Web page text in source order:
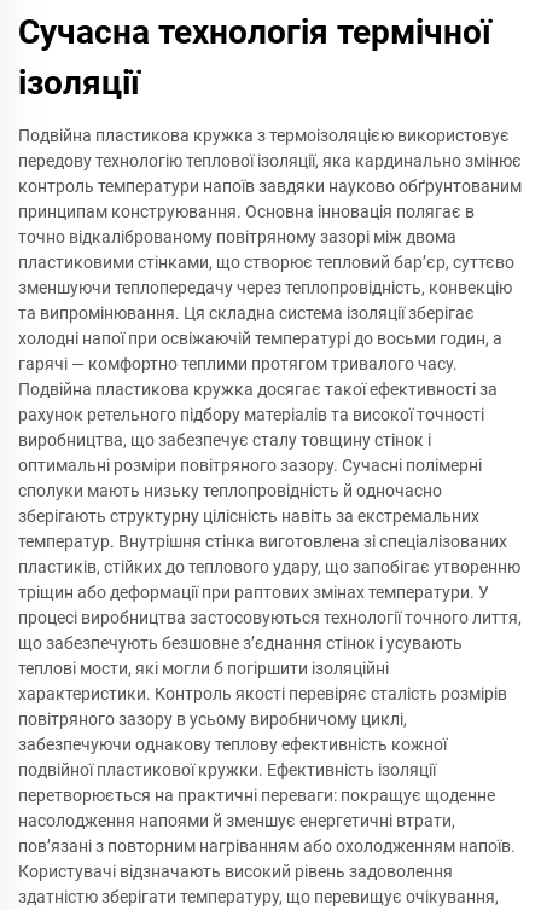
Сучасна технологія термічної
ізоляції
Подвійна пластикова кружка з термоізоляцією використовує
передову технологію теплової ізоляції, яка кардинально змінює
контроль температури напоїв завдяки науково обґрунтованим
принципам конструювання. Основна інновація полягає в
точно відкаліброваному повітряному зазорі між двома
пластиковими стінками, що створює тепловий бар’єр, суттєво
зменшуючи теплопередачу через теплопровідність, конвекцію
та випромінювання. Ця складна система ізоляції зберігає
холодні напої при освіжаючій температурі до восьми годин, а
гарячі — комфортно теплими протягом тривалого часу.
Подвійна пластикова кружка досягає такої ефективності за
рахунок ретельного підбору матеріалів та високої точності
виробництва, що забезпечує сталу товщину стінок і
оптимальні розміри повітряного зазору. Сучасні полімерні
сполуки мають низьку теплопровідність й одночасно
зберігають структурну цілісність навіть за екстремальних
температур. Внутрішня стінка виготовлена зі спеціалізованих
пластиків, стійких до теплового удару, що запобігає утворенню
тріщин або деформації при раптових змінах температури. У
процесі виробництва застосовуються технології точного лиття,
що забезпечують безшовне з’єднання стінок і усувають
теплові мости, які могли б погіршити ізоляційні
характеристики. Контроль якості перевіряє сталість розмірів
повітряного зазору в усьому виробничому циклі,
забезпечуючи однакову теплову ефективність кожної
подвійної пластикової кружки. Ефективність ізоляції
перетворюється на практичні переваги: покращує щоденне
насолодження напоями й зменшує енергетичні втрати,
пов’язані з повторним нагріванням або охолодженням напоїв.
Користувачі відзначають високий рівень задоволення
здатністю зберігати температуру, що перевищує очікування,